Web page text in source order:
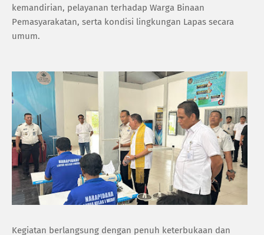
kemandirian, pelayanan terhadap Warga Binaan
Pemasyarakatan, serta kondisi lingkungan Lapas secara
umum.
Kegiatan berlangsung dengan penuh keterbukaan dan